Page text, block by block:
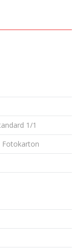
1/1
Fotokarton